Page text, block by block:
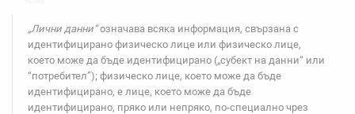
„Лични данни“означава всяка информация, свързана с
идентифицирано физическо лице или физическо лице,
което може да бъде идентифицирано („субект на данни“ или
“потребител”); физическо лице, което може да бъде
идентифицирано, е лице, което може да бъде
идентифицирано, пряко или непряко, по-специално чрез